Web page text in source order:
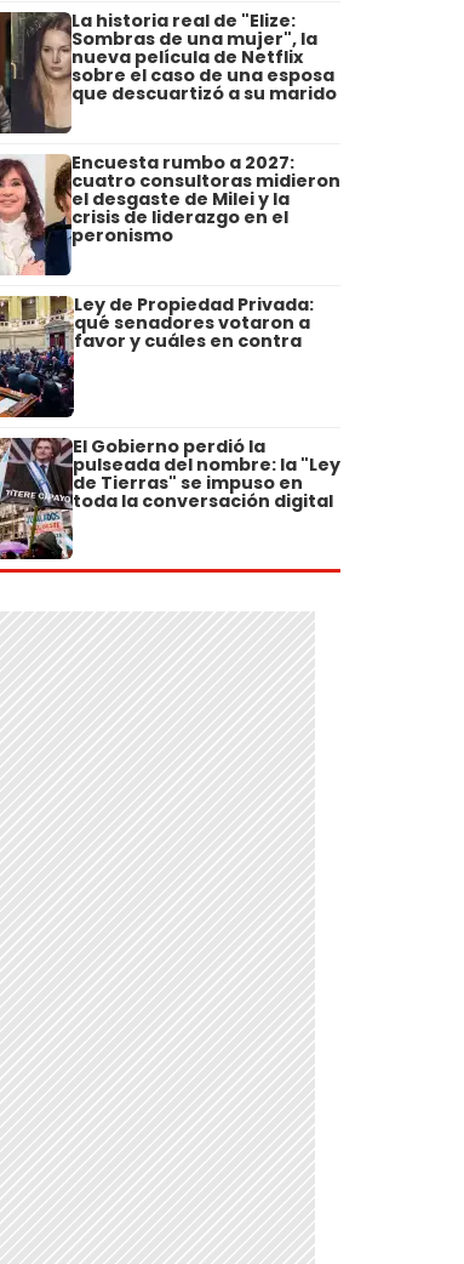
La historia real de "Elize:
Sombras de una mujer", la
nueva película de Netflix
sobre el caso de una esposa
que descuartizó a su marido
Encuesta rumbo a 2027:
cuatro consultoras midieron
el desgaste de Milei y la
crisis de liderazgo en el
peronismo
Ley de Propiedad Privada:
qué senadores votaron a
favor y cuáles en contra
El Gobierno perdió la
pulseada del nombre: la "Ley
de Tierras" se impuso en
toda la conversación digital